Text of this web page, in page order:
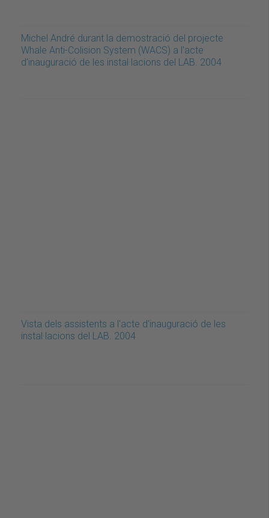
Michel André durant la demostració del projecte
Whale Anti-Colision System (WACS) a l'acte
d'inauguració de les instal·lacions del LAB. 2004
Vista dels assistents a l'acte d'inauguració de les
instal·lacions del LAB. 2004